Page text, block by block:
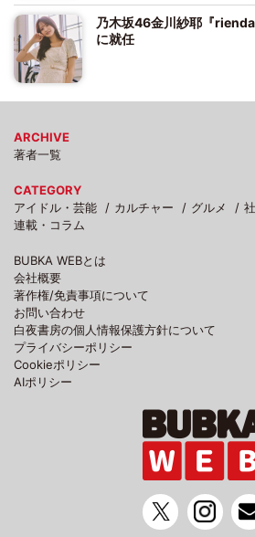
乃木坂46金川紗耶『
に就任
ARCHIVE
著者一覧
CATEGORY
アイドル・芸能
カルチャー グルメ
連載・コラム
BUBKA WEBとは
会社概要
著作権/免責事項について
お問い合わせ
白夜書房の個人情報保護方針について
プライバシーポリシー
Cookieポリシー
AIポリシー